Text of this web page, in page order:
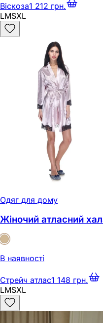
Віскоза1 212 грн.
LMSXL
Одяг для дому
Жіночий атласний
В наявності
Стрейч атлас1 148 грн.
LMSXL